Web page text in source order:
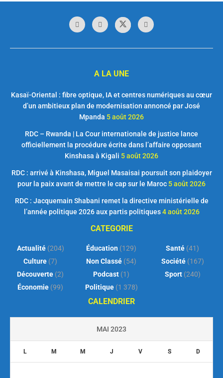
A LA UNE
Kasaï-Oriental : fibre optique, IA et centres numériques au cœur
d’un ambitieux plan de modernisation annoncé par José
Mpanda 5 août 2026
RDC – Rwanda | La Cour internationale de justice lance
officiellement la procédure écrite dans l’affaire opposant
Kinshasa à Kigali 5 août 2026
RDC : arrivé à Kinshasa, Miguel Masaisai poursuit son plaidoyer
pour la paix avant de mettre le cap sur le Maroc 5 août 2026
RDC : Jacquemain Shabani remet la directive ministérielle de
l’année politique 2026 aux partis politiques 4 août 2026
CATEGORIE
Actualité(204)
Culture (7)
Découverte (2)
Économie (99)
Éducation (129)
Non Classé (54)
Podcast (1)
Politique(1 378)
Santé (41)
Société(167)
Sport(240)
CALENDRIER
MAI 2023
L M M J V S D